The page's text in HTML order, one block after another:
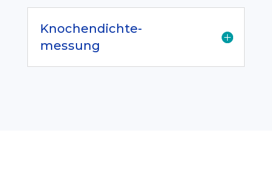
Knochendichte-
messung